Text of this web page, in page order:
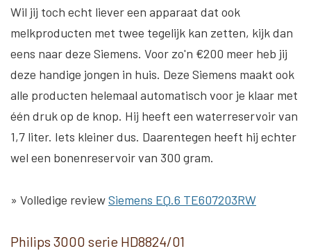
Wil jij toch echt liever een apparaat dat ook
melkproducten met twee tegelijk kan zetten, kijk dan
eens naar deze Siemens. Voor zo'n €200 meer heb jij
deze handige jongen in huis. Deze Siemens maakt ook
alle producten helemaal automatisch voor je klaar met
één druk op de knop. Hij heeft een waterreservoir van
1,7 liter. Iets kleiner dus. Daarentegen heeft hij echter
wel een bonenreservoir van 300 gram.
» Volledige reviewSiemens EQ.6 TE607203RW
Philips 3000 serie HD8824/01